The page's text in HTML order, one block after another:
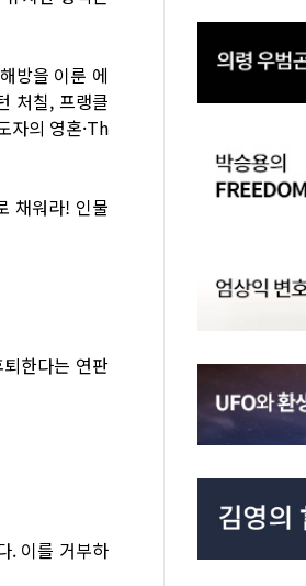
방을 이룬 에
처칠, 프랭클
자의 영혼·Th
채워라! 인물
한다는 연판
. 이를 거부하